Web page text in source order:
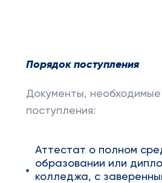
Порядок поступления
Документы,
поступления:
Аттестат о полном
образовании или
колледжа, с